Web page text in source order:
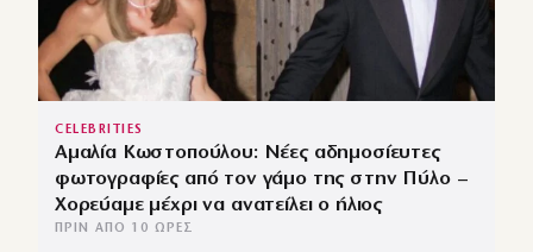
CELEBRITIES
Αμαλία Κωστοπούλου: Νέες αδημοσίευτες
φωτογραφίες από τον γάμο της στην Πύλο –
Χορεύαμε μέχρι να ανατείλει ο ήλιος
ΠΡΙΝ ΑΠΌ 10 ΏΡΕΣ